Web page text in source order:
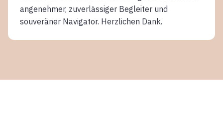
angenehmer, zuverlässiger Begleiter und
souveräner Navigator. Herzlichen Dank.